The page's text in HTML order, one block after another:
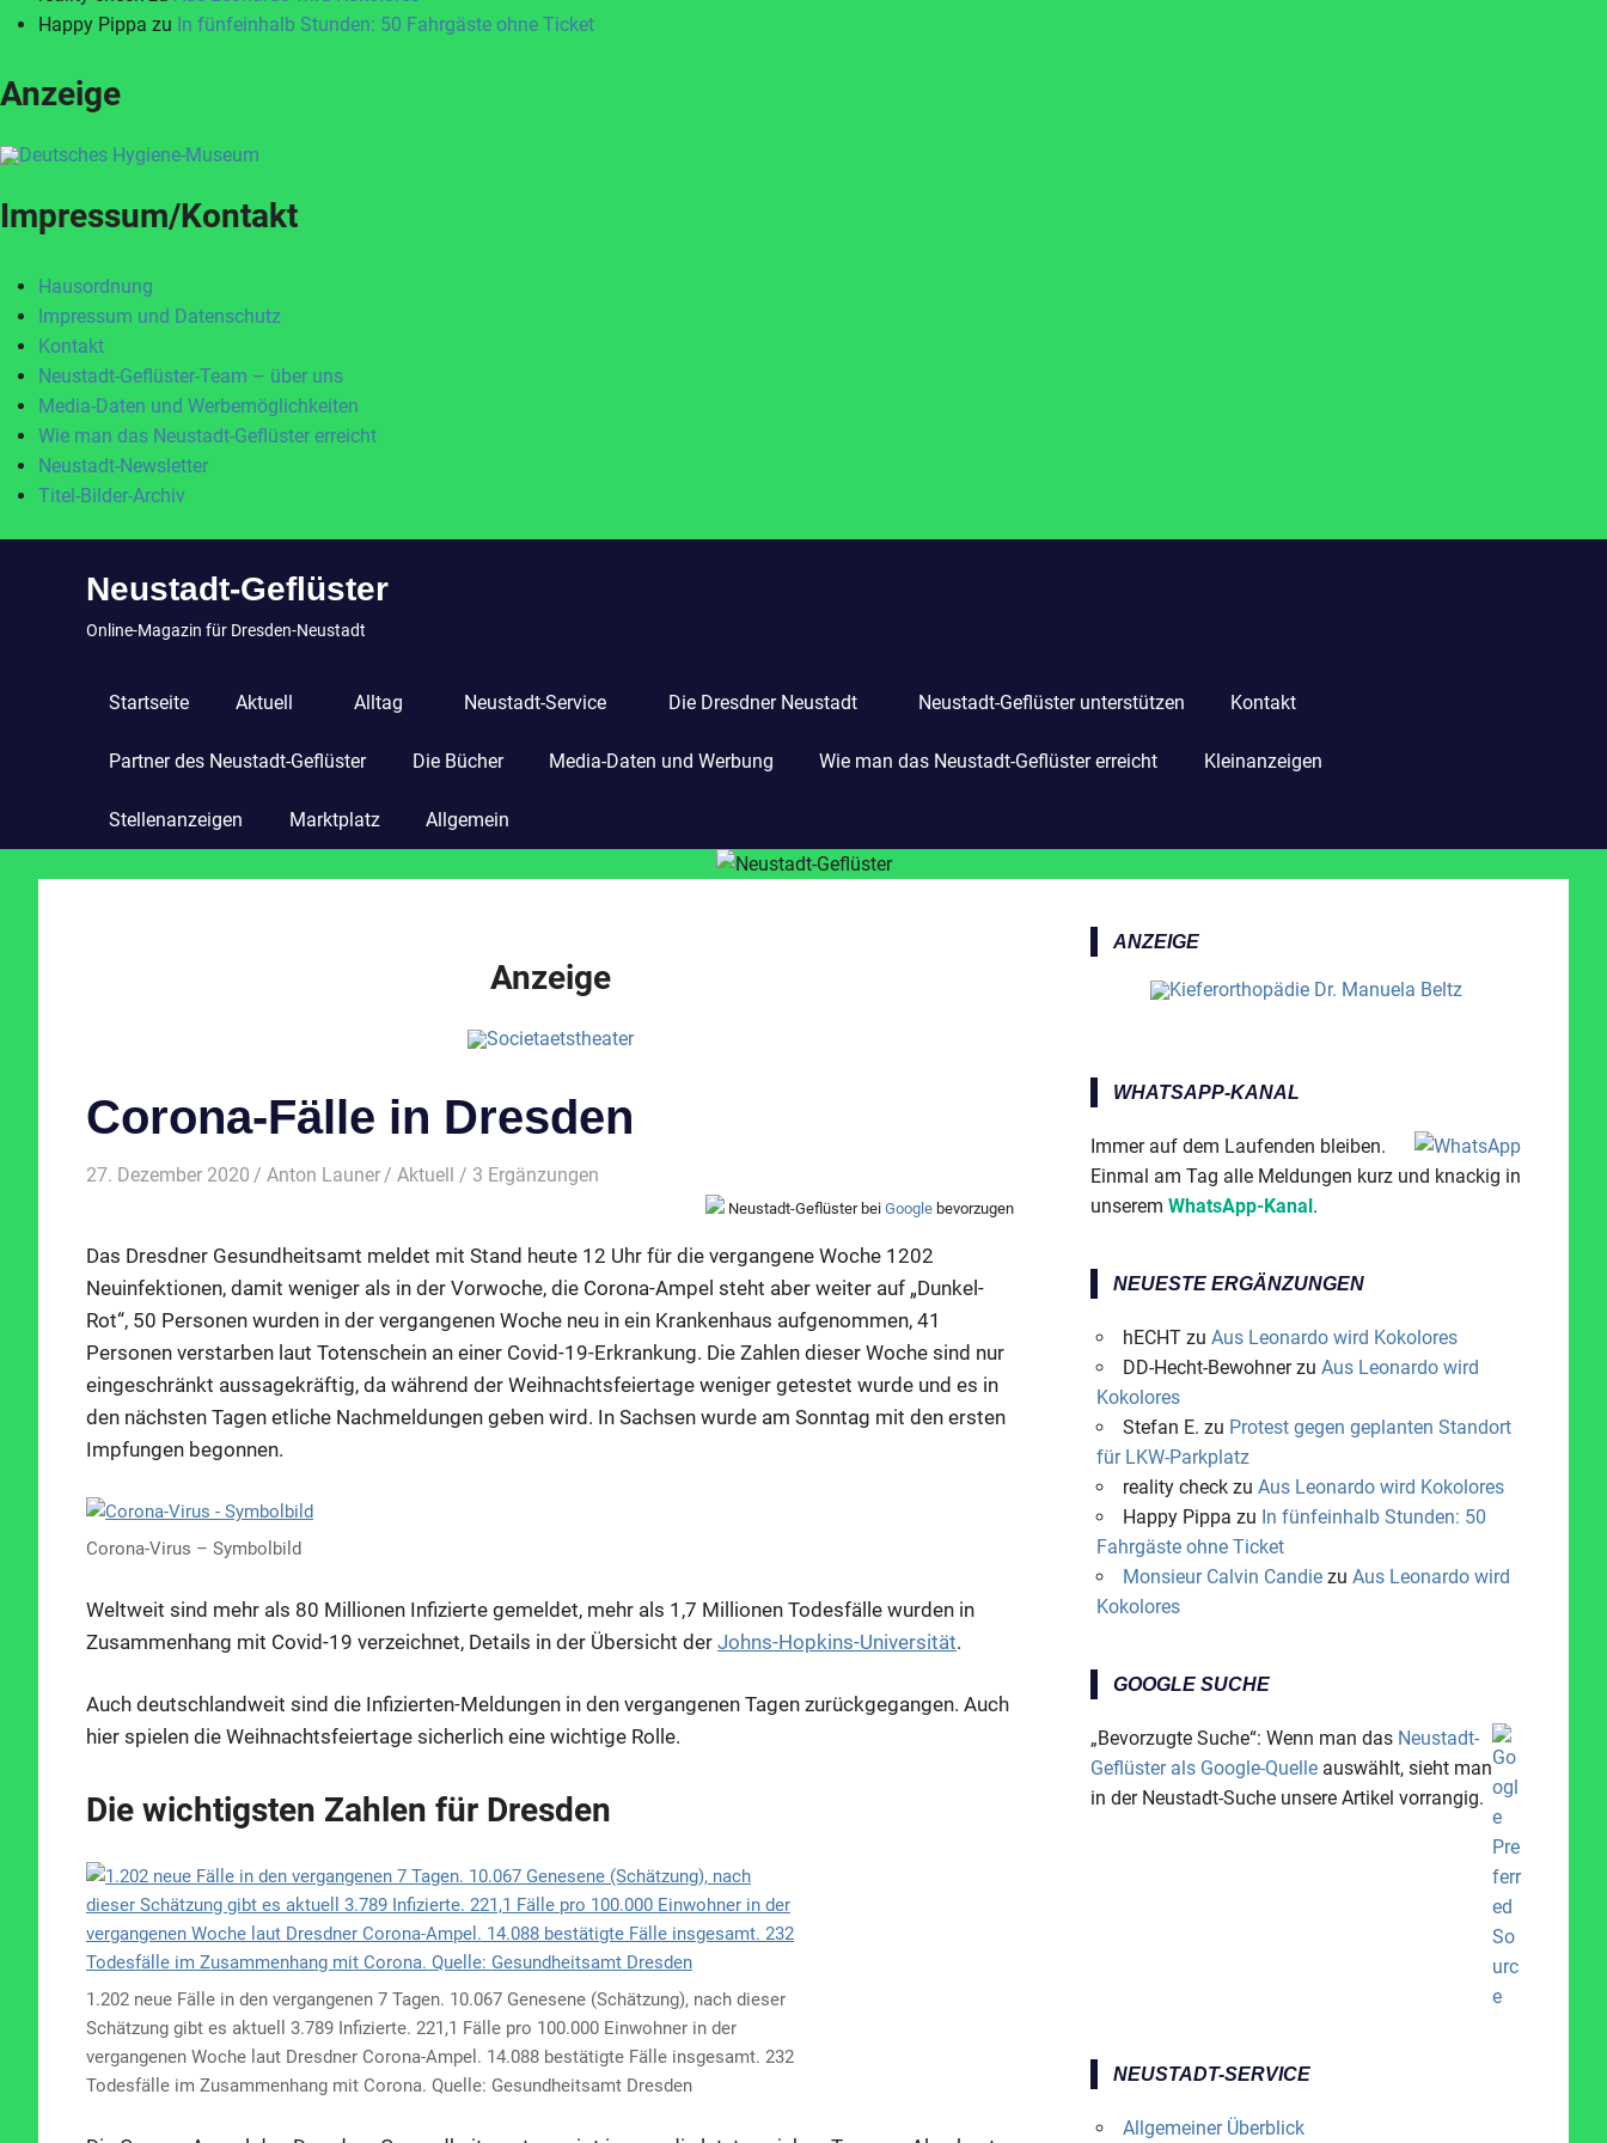
Happy Pippa zu In fünfeinhalb Stunden: 50 Fahrgäste ohne Ticket
Anzeige
Impressum/Kontakt
Hausordnung
Impressum und Datenschutz
Kontakt
Neustadt-Geflüster-Team – über uns
Media-Daten und Werbemöglichkeiten
Wie man das Neustadt-Geflüster erreicht
Neustadt-Newsletter
Titel-Bilder-Archiv
Neustadt-Geflüster
Online-Magazin für Dresden-Neustadt
Startseite Aktuell Alltag Neustadt-Service Die Dresdner Neustadt Neustadt-Geflüster unterstützen Kontakt
Partner des Neustadt-Geflüster Die Bücher Media-Daten und Werbung Wie man das Neustadt-Geflüster erreicht Kleinanzeigen
Stellenanzeigen Marktplatz Allgemein
Anzeige
Corona-Fälle in Dresden
27. Dezember 2020 Anton Launer Aktuell / 3 Ergänzungen
Neustadt-Geflüster bei Google bevorzugen
Das Dresdner Gesundheitsamt meldet mit Stand heute 12 Uhr für die vergangene Woche 1202
Neuinfektionen, damit weniger als in der Vorwoche, die Corona-Ampel steht aber weiter auf „Dunkel-
Rot“, 50 Personen wurden in der vergangenen Woche neu in ein Krankenhaus aufgenommen, 41
Personen verstarben laut Totenschein an einer Covid-19-Erkrankung. Die Zahlen dieser Woche sind nur
eingeschränkt aussagekräftig, da während der Weihnachtsfeiertage weniger getestet wurde und es in
den nächsten Tagen etliche Nachmeldungen geben wird. In Sachsen wurde am Sonntag mit den ersten
Impfungen begonnen.
Corona-Virus – Symbolbild
Weltweit sind mehr als 80 Millionen Infizierte gemeldet, mehr als 1,7 Millionen Todesfälle wurden in
Zusammenhang mit Covid-19 verzeichnet, Details in der Übersicht der Johns-Hopkins-Universität.
Auch deutschlandweit sind die Infizierten-Meldungen in den vergangenen Tagen zurückgegangen. Auch
hier spielen die Weihnachtsfeiertage sicherlich eine wichtige Rolle.
Die wichtigsten Zahlen für Dresden
1.202 neue Fälle in den vergangenen 7 Tagen. 10.067 Genesene (Schätzung), nach dieser
Schätzung gibt es aktuell 3.789 Infizierte. 221,1 Fälle pro 100.000 Einwohner in der
vergangenen Woche laut Dresdner Corona-Ampel. 14.088 bestätigte Fälle insgesamt. 232
Todesfälle im Zusammenhang mit Corona. Quelle: Gesundheitsamt Dresden
ANZEIGE
WHATSAPP-KANAL
Immer auf dem Laufenden bleiben.
Einmal am Tag alle Meldungen kurz und knackig in
unserem WhatsApp-Kanal.
NEUESTE ERGÄNZUNGEN
hECHTzu Aus Leonardo wird Kokolores
DD-Hecht-Bewohnerzu Aus Leonardo wird
Kokolores
Stefan E. zu Protest gegen geplanten Standort
für LKW-Parkplatz
reality checkzu Aus Leonardo wird Kokolores
Happy Pippa zu In fünfeinhalb Stunden: 50
Fahrgäste ohne Ticket
Monsieur Calvin Candiezu Aus Leonardo wird
Kokolores
GOOGLE SUCHE
„Bevorzugte Suche“: Wenn man das Neustadt-
Geflüster als Google-Quelle auswählt, sieht man
in der Neustadt-Suche unsere Artikel vorrangig.
NEUSTADT-SERVICE
Allgemeiner Überblick